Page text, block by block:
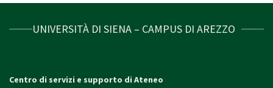
UNIVERSITÀ DI SIENA – CAMPUS DI AREZZO
Centro di servizi e supporto di Ateneo